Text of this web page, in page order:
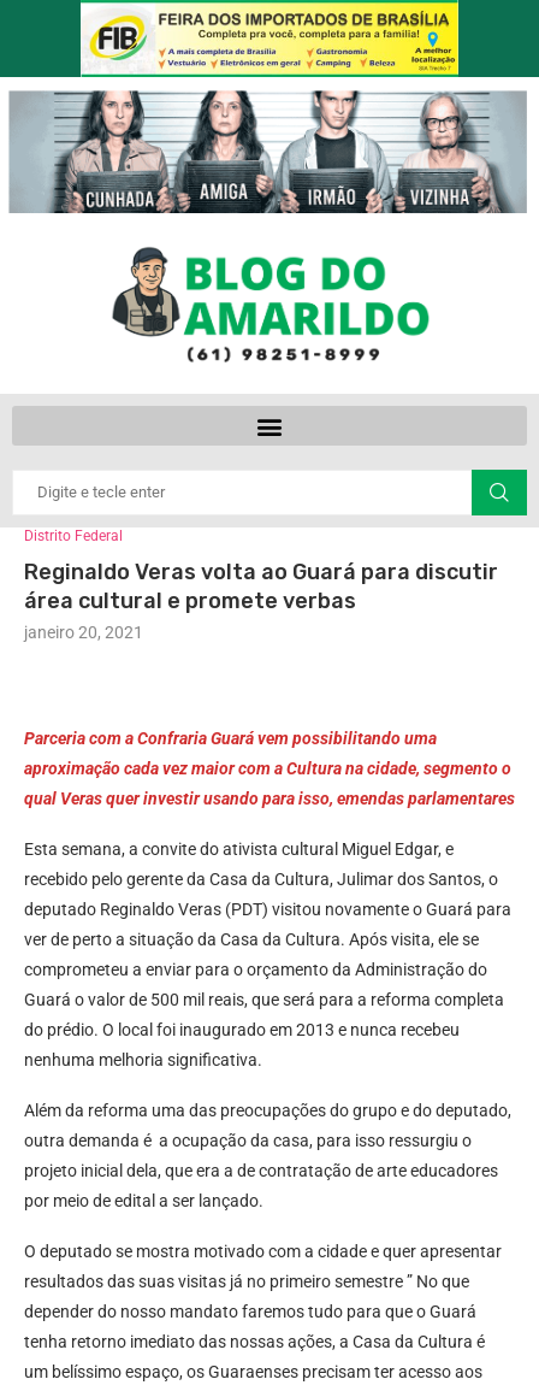
Distrito Federal
Reginaldo Veras volta ao Guará para discutir
área cultural e promete verbas
janeiro 20, 2021
Parceria com a Confraria Guará vem possibilitando uma
aproximação cada vez maior com a Cultura na cidade, segmento o
qual Veras quer investir usando para isso, emendas parlamentares
Esta semana, a convite do ativista cultural Miguel Edgar, e
recebido pelo gerente da Casa da Cultura, Julimar dos Santos, o
deputado Reginaldo Veras (PDT) visitou novamente o Guará para
ver de perto a situação da Casa da Cultura. Após visita, ele se
comprometeu a enviar para o orçamento da Administração do
Guará o valor de 500 mil reais, que será para a reforma completa
do prédio. O local foi inaugurado em 2013 e nunca recebeu
nenhuma melhoria significativa.
Além da reforma uma das preocupações do grupo e do deputado,
outra demanda é a ocupação da casa, para isso ressurgiu o
projeto inicial dela, que era a de contratação de arte educadores
por meio de edital a ser lançado.
O deputado se mostra motivado com a cidade e quer apresentar
resultados das suas visitas já no primeiro semestre ” No que
depender do nosso mandato faremos tudo para que o Guará
tenha retorno imediato das nossas ações, a Casa da Cultura é
um belíssimo espaço, os Guaraenses precisam ter acesso aos